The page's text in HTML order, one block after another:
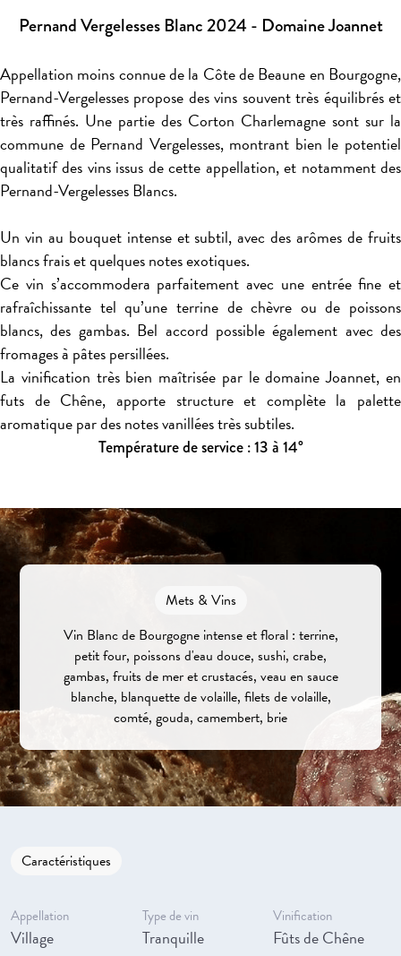
Pernand Vergelesses Blanc 2024 - Domaine Joannet
Appellation moins connue de la Côte de Beaune en Bourgogne,
Pernand-Vergelesses propose des vins souvent très équilibrés et
très raffinés. Une partie des Corton Charlemagne sont sur la
commune de Pernand Vergelesses, montrant bien le potentiel
qualitatif des vins issus de cette appellation, et notamment des
Pernand-Vergelesses Blancs.
Un vin au bouquet intense et subtil, avec des arômes de fruits
blancs frais et quelques notes exotiques.
Ce vin s’accommodera parfaitement avec une entrée fine et
rafraîchissante tel qu’une terrine de chèvre ou de poissons
blancs, des gambas. Bel accord possible également avec des
fromages à pâtes persillées.
La vinification très bien maîtrisée par le domaine Joannet, en
futs de Chêne, apporte structure et complète la palette
aromatique par des notes vanillées très subtiles.
Température de service : 13 à 14°
Mets & Vins
Vin Blanc de Bourgogne intense et floral : terrine,
petit four, poissons d'eau douce, sushi, crabe,
gambas, fruits de mer et crustacés, veau en sauce
blanche, blanquette de volaille, filets de volaille,
comté, gouda, camembert, brie
Caractéristiques
Appellation
Village
Type de vin
Tranquille
Vinification
Fûts de Chêne